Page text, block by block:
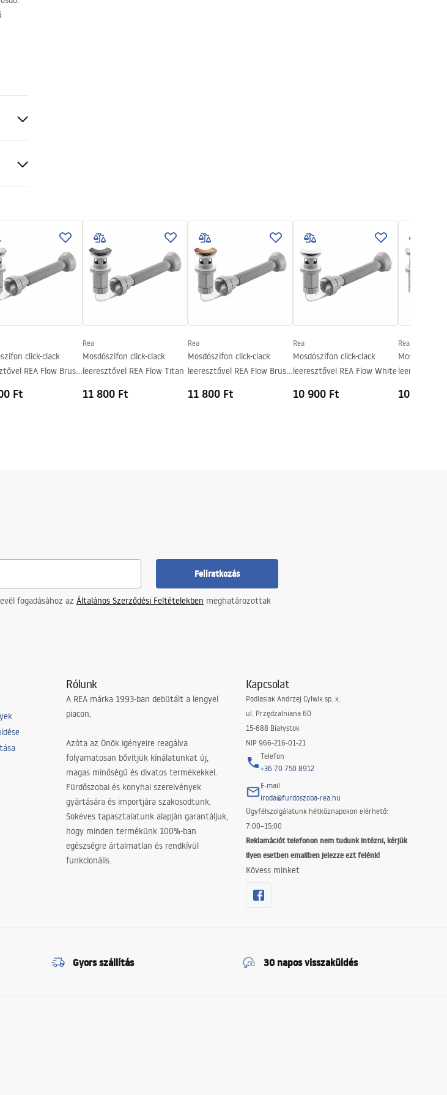
click-clack
REA Flow Brush
Ft
Rea
Mosdószifon click-clack
leeresztővel REA Flow Titan
11 800 Ft
Rea
Mosdószifon click-clack
leeresztővel REA Flow Brush
11 800 Ft
Rea
Mosdószifon click-clack
leeresztővel REA Flow White
10 900 Ft
Rea
Mosdószifon
leeresztővel
10 800 Ft
Feliratkozás
fogadásához az Általános Szerződési Feltételekben meghatározottak
Rólunk
A REA márka 1993-ban debütált a lengyel
piacon.
Azóta az Önök igényeire reagálva
folyamatosan bővítjük kínálatunkat új,
magas minőségű és divatos termékekkel.
Fürdőszobai és konyhai szerelvények
gyártására és importjára szakosodtunk.
Sokéves tapasztalatunk alapján garantáljuk,
hogy minden termékünk 100%-ban
egészségre ártalmatlan és rendkívül
funkcionális.
Kapcsolat
Podlasiak Andrzej Cylwik sp. k.
ul. Przędzalniana 60
15-688 Białystok
NIP 966-216-01-21
Telefon
+36 70 750 8912
E-mail
iroda@furdoszoba-rea.hu
Ügyfélszolgálatunk hétköznapokon elérhető:
7:00–15:00
Reklamációt telefonon nem tudunk intézni, kérjük
ilyen esetben emailben jelezze ezt felénk!
Kövess minket
Gyors szállítás 30 napos visszaküldés